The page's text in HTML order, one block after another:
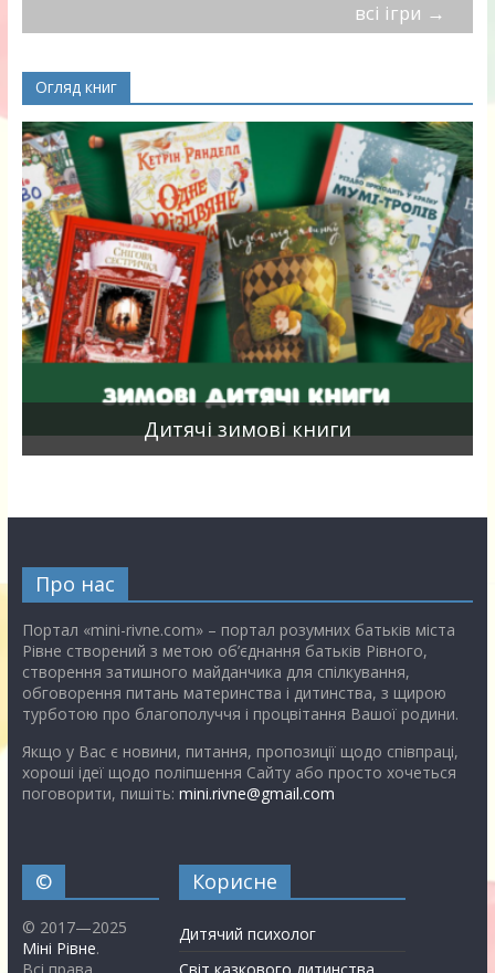
всі ігри →
Огляд книг
Дитячі зимові книги
Про нас
Портал «mini-rivne.com» – портал розумних батьків міста
Рівне створений з метою об’єднання батьків Рівного,
створення затишного майданчика для спілкування,
обговорення питань материнства і дитинства, з щирою
турботою про благополуччя і процвітання Вашої родини.
Якщо у Вас є новини, питання, пропозиції щодо співпраці,
хороші ідеї щодо поліпшення Сайту або просто хочеться
поговорити, пишіть: mini.rivne@gmail.com
©
© 2017—2025
Міні Рівне.
Корисне
Дитячий психолог